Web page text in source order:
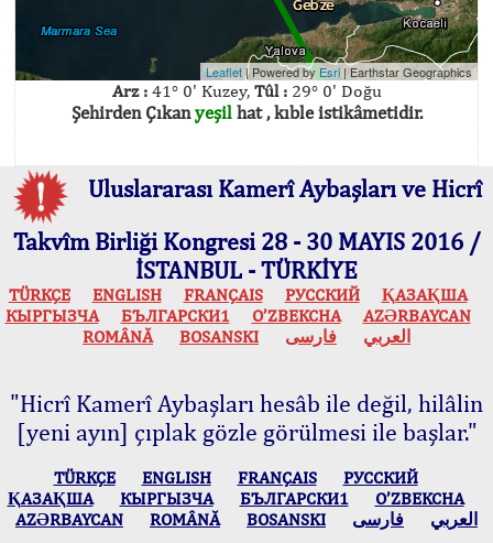
Leaflet| Powered byEsri |Earthstar Geographics
Arz :41° 0' Kuzey, Tûl :29° 0' Doğu
Şehirden Çıkanyeşilhat , kıble istikâmetidir.
Uluslararası Kamerî Aybaşları ve Hicrî
Takvîm Birliği Kongresi 28 - 30 MAYIS 2016 /
İSTANBUL - TÜRKİYE
TÜRKÇE ENGLISH FRANÇAIS РУССКИЙ
ҚАЗАҚША
КЫPГЫЗЧA
БЪЛГАРСКИ1 O’ZBEKCHA
AZӘRBAYCAN
ROMÂNĂ
BOSANSKI العربي فارسی
"Hicrî Kamerî Aybaşları hesâb ile değil, hilâlin
[yeni ayın] çıplak gözle görülmesi ile başlar."
TÜRKÇE ENGLISH FRANÇAIS
РУССКИЙ
ҚАЗАҚША
КЫPГЫЗЧA БЪЛГАРСКИ1
O’ZBEKCHA
AZӘRBAYCAN
ROMÂNĂ BOSANSKI العربي فارسی